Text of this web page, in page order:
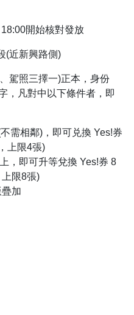
開始核對發放
(近新興路側)
駕照三擇一)正本，身份
，凡對中以下條件者，即
需相鄰)，即可兑換 Yes!券
上限4張)
，即可升等兌換 Yes!券 8
限8張)
加